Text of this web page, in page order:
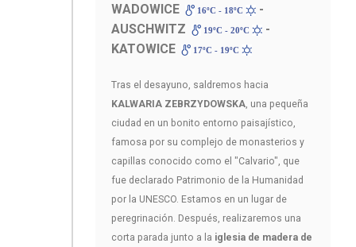
WADOWICE
16ºC - 18ºC
-
AUSCHWITZ
19ºC - 20ºC
-
KATOWICE
17ºC - 19ºC
Tras el desayuno, saldremos hacia
KALWARIA ZEBRZYDOWSKA , una pequeña
ciudad en un bonito entorno paisajístico,
famosa por su complejo de monasterios y
capillas conocido como el "Calvario", que
fue declarado Patrimonio de la Humanidad
por la UNESCO. Estamos en un lugar de
peregrinación. Después, realizaremos una
corta parada junto a la iglesia de madera de